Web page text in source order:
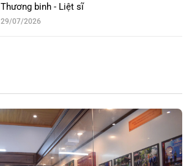
Thương binh - Liệt sĩ
29/07/2026